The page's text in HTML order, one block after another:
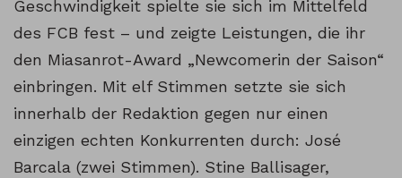
Geschwindigkeit spielte sie sich im Mittelfeld
des FCB fest – und zeigte Leistungen, die ihr
den Miasanrot-Award „Newcomerin der Saison“
einbringen. Mit elf Stimmen setzte sie sich
innerhalb der Redaktion gegen nur einen
einzigen echten Konkurrenten durch: José
Barcala (zwei Stimmen). Stine Ballisager,